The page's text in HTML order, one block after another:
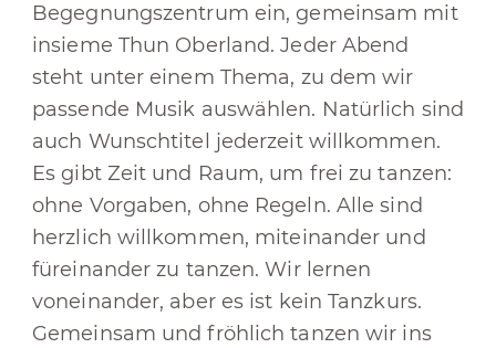
Begegnungszentrum ein, gemeinsam mit
insieme Thun Oberland. Jeder Abend
steht unter einem Thema, zu dem wir
passende Musik auswählen. Natürlich sind
auch Wunschtitel jederzeit willkommen.
Es gibt Zeit und Raum, um frei zu tanzen:
ohne Vorgaben, ohne Regeln. Alle sind
herzlich willkommen, miteinander und
füreinander zu tanzen. Wir lernen
voneinander, aber es ist kein Tanzkurs.
Gemeinsam und fröhlich tanzen wir ins